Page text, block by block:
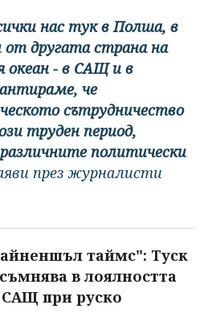
нас тук в Полша, в
от другата страна на
океан - в САЩ и в
че
сътрудничество
труден период,
политически
през журналисти
таймс": Туск
в лоялността
при руско